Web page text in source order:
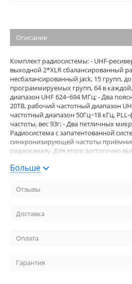
Описание
Комплект радиосистемы: - UHF-
выходной 2*XLR сбалансированный
несбалансированный jack, 15 групп,
программируемых групп, 64 в
диапазон UHF 624~694 МГц; - Два
20TB, рабочий частотный диапазон
частотный диапазон 50Гц~18 кГц,
частоты, вес 93г; - Два петличных
Радиосистема с запатентованной
синхронизирующей частоты
радиоканалу. Для этого достаточно
передатчика будет установлена
работающих на живых выступлениях.
Больше
Отзывы
Доставка
Оплата
Гарантия